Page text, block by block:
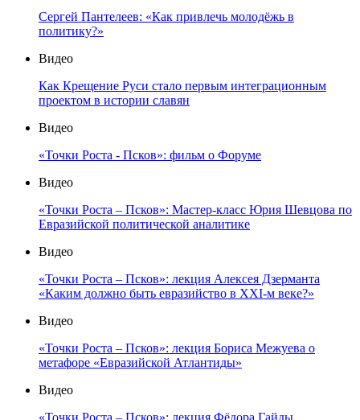
Сергей Пантелеев: «Как привлечь молодёжь в
политику?»
Видео
Как Крещение Руси стало первым интеграционным
проектом в истории славян
Видео
«Точки Роста - Псков»: фильм о Форуме
Видео
«Точки Роста – Псков»: Мастер-класс Юрия Шевцова по
Евразийской политической аналитике
Видео
«Точки Роста – Псков»: лекция Алексея Дзерманта
«Каким должно быть евразийство в XXI-м веке?»
Видео
«Точки Роста – Псков»: лекция Бориса Межуева о
метафоре «Евразийской Атлантиды»
Видео